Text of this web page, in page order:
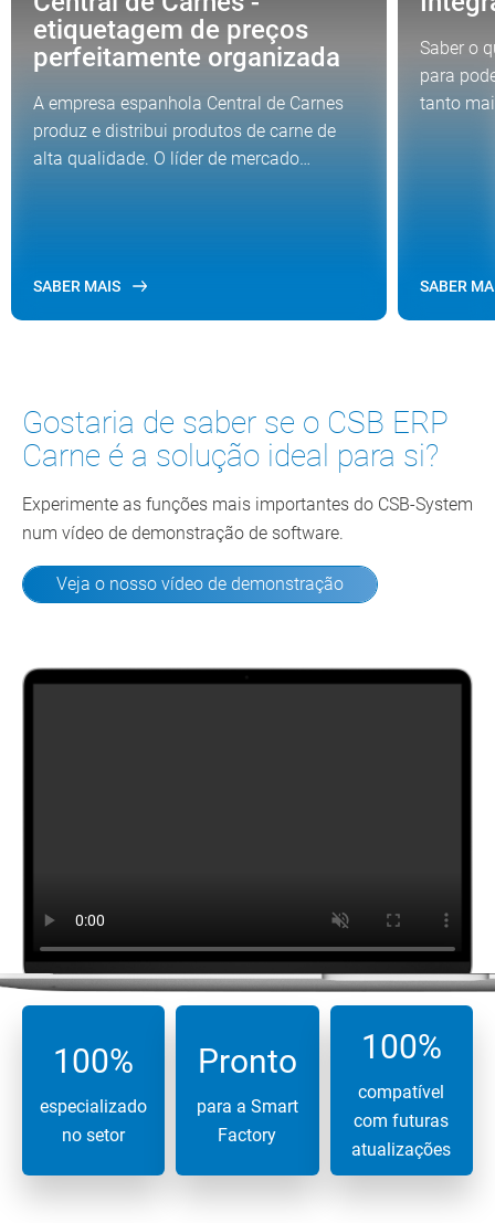
etiquetagem de preços
perfeitamente organizada
A empresa espanhola Central de Carnes
produz e distribui produtos de carne de
alta qualidade. O líder de mercado…
SABER MAIS
Saber o
para
tanto
SABER
Gostaria de saber se o CSB ERP
Carne é a solução ideal para si?
Experimente as funções mais importantes do CSB-System
num vídeo de demonstração de software.
Veja o nosso vídeo de demonstração
100%
especializado
no setor
Pronto
para a Smart
Factory
100%
compatível
com futuras
atualizações